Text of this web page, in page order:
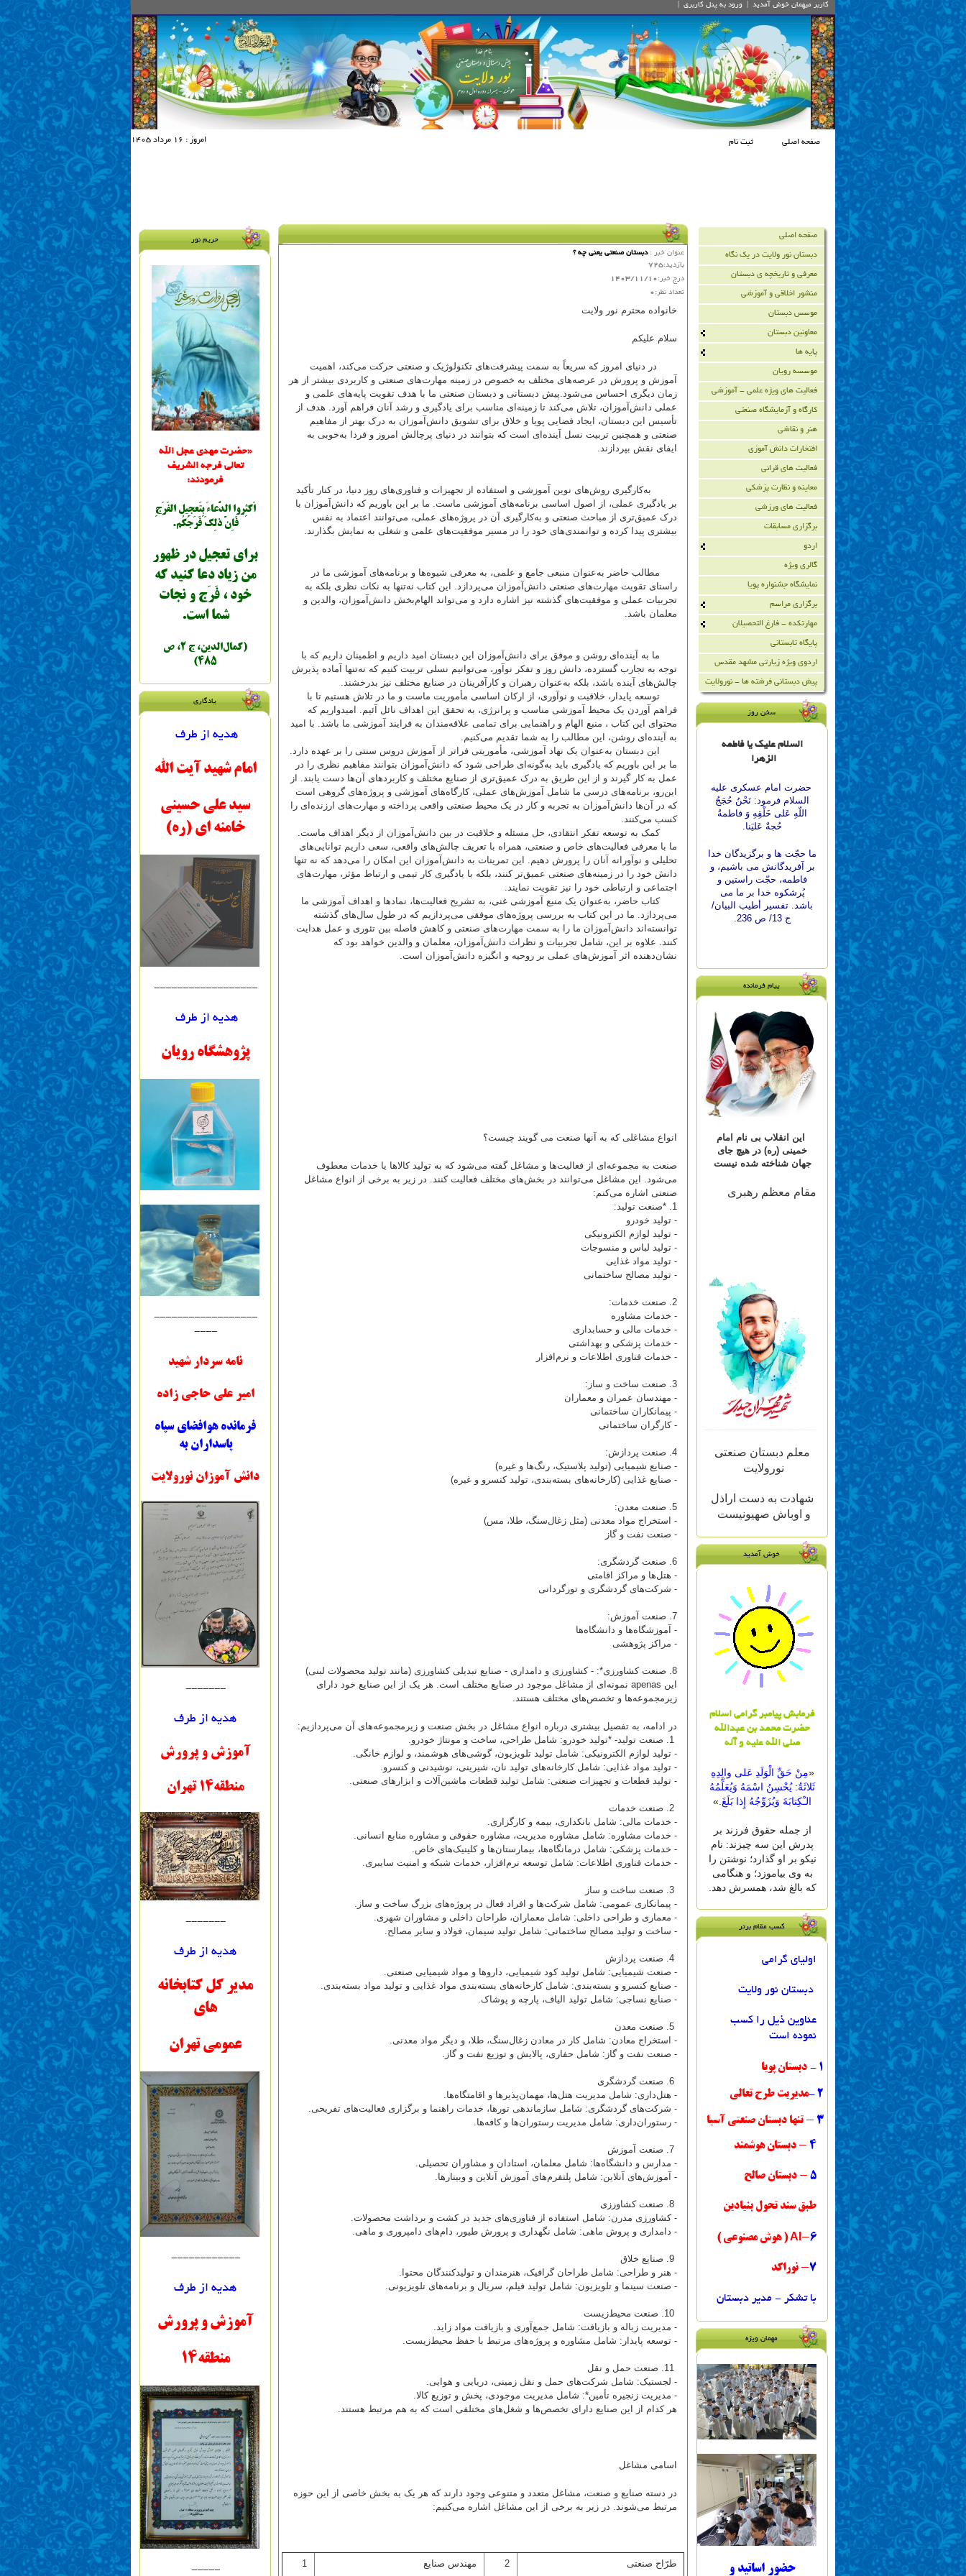
کاربر میهمان خوش آمديد ورود به پنل کاربري
صفحه اصلی ثبت نام امروز : 16 مرداد 1405
حریم نور
«حضرت مهدي عجل الله
تعالی فرجه الشریف
فرمودند:
اَكثِروا الدُّعاءَ بِتَعجِيل الفَرَجِ
فَاِنَّ ذلِكَ فَرَجُكُم.
براي تعجيل در ظهور
من زياد دعا کنيد که
خود ، فَرَج و نجات
شما است.
(کمال‌الدين، ج ٢، ص
٤٨٥)
یادگاری
هدیه از طرف
امام شهید آیت الله
سید علی حسینی
خامنه ای (ره)
------------------
هدیه از طرف
پژوهشگاه رویان
------------------
----
نامه سردار شهید
امیر علی حاجی زاده
فرمانده هوافضای سپاه
پاسداران به
دانش آموزان نورولایت
-------
هدیه از طرف
آموزش و پرورش
منطقه14 تهران
-------
هدیه از طرف
مدیر کل کتابخانه
های
عمومی تهران
------------
هدیه از طرف
آموزش و پرورش
منطقه14
-----
صفحه اصلی
دبستان نور ولایت در یک نگاه
معرفی و تاریخچه ي دبستان
منشور اخلاقی و آموزشی
موسس دبستان
معاونین دبستان
پایه ها
موسسه رویان
فعالیت های ویژه علمی - آموزشی
کارگاه و آزمایشگاه صنعتی
هنر و نقاشی
افتخارات دانش آموزی
فعالیت های قرانی
معاینه و نظارت پزشکی
فعالیت های ورزشی
برگزاری مسابقات
اردو
گالری ویژه
نمایشگاه جشنواره پویا
برگزاری مراسم
مهارتکده - فارغ التحصیلان
پایگاه تابستانی
اردوی ویژه زیارتی مشهد مقدس
پیش دبستانی فرشته ها - نورولایت
سخن روز
السلام علیک یا فاطمه
الزهرا
حضرت امام عسكرى علیه
السلام فرمود: نَحْنُ حُجَجُ
اللّه‏ِ عَلى خَلْقِهِ وَ فاطمةُ
حُجةٌ عَليَنا.
ما حجّت‏ ها و برگزيدگان خدا
بر آفريدگانش مى ‏باشيم، و
فاطمه، حجّت راستين و
پُرشكوه خدا بر ما مى
‏باشد. تفسير أطيب البيان/
ج 13/ ص 236.
پیام فرمانده
این انقلاب بی نام امام
خمینی (ره) در هیچ جای
جهان شناخته شده نیست
مقام معظم رهبری
معلم دبستان صنعتی
نورولایت
شهادت به دست اراذل
و اوباش صهیونیست
خوش آمدید
فرمابش پیامبر گرامی اسلام
حضرت محمد بن عبدالله
صلی الله علیه و آله
«مِنْ حَقِّ الْوَلَدِ عَلى والِدِهِ
ثَلاثَةٌ: یُحْسِنُ اسْمَهُ وَیُعَلِّمُهُ
الـْکِتابَةَ وَیُزَوِّجُهُ إِذا بَلَغَ .»
از جمله حقوق فرزند بر
پدرش این سه چیزند: نام
نیکو بر او گذارد؛ نوشتن را
به وى بیاموزد؛ و هنگامى
که بالغ شد، همسرش دهد.
کسب مقام برتر
اولیای گرامی
دبستان نور ولایت
عناوین ذیل را کسب
نموده است
1
- دبستان پویا
2
-مدیریت طرح تعالی
3 - تنها دبستان صنعتی آسیا
4 - دبستان هوشمند
5 - دبستان صالح
طبق سند تحول بنیادین
6
-
AI( هوش مصنوعی )
7- نوراکد
با تشکر - مدیر دبستان
مهمان ویژه
حضور اساتید و
عنوان خبر :دبستان صنعتی یعنی چه ؟
بازدید:725
درج خبر:1403/11/10
تعداد نظر:0
خانواده محترم نور ولایت
سلام علیکم
در دنیای امروز که سریعاً به سمت پیشرفت‌های تکنولوژیک و صنعتی حرکت می‌کند، اهمیت
آموزش و پرورش در عرصه‌های مختلف به‌ خصوص در زمینه مهارت‌های صنعتی و کاربردی بیشتر از هر
زمان دیگری احساس می‌شود.پیش دبستانی و دبستان صنعتی ما با هدف تقویت پایه‌های علمی و
عملی دانش‌آموزان، تلاش می‌کند تا زمینه‌ای مناسب برای یادگیری و رشد آنان فراهم آورد. هدف از
تأسیس این دبستان، ایجاد فضایی پویا و خلاق برای تشویق دانش‌آموزان به درک بهتر از مفاهیم
صنعتی و همچنین تربیت نسل آینده‌ای است که بتوانند در دنیای پرچالش امروز و فردا به‌خوبی به
ایفای نقش بپردازند.
به‌کارگیری روش‌های نوین آموزشی و استفاده از تجهیزات و فناوری‌های روز دنیا، در کنار تأکید
بر یادگیری عملی، از اصول اساسی برنامه‌های آموزشی ماست. ما بر این باوریم که دانش‌آموزان با
درک عمیق‌تری از مباحث صنعتی و به‌کارگیری آن در پروژه‌های عملی، می‌توانند اعتماد به ‌نفس
بیشتری پیدا کرده و توانمندی‌های خود را در مسیر موفقیت‌های علمی و شغلی به نمایش بگذارند.
مطالب حاضر به‌عنوان منبعی جامع و علمی، به معرفی شیوه‌ها و برنامه‌های آموزشی ما در
راستای تقویت مهارت‌های صنعتی دانش‌آموزان می‌پردازد. این کتاب نه‌تنها به نکات نظری بلکه به
تجربیات عملی و موفقیت‌های گذشته نیز اشاره دارد و می‌تواند الهام‌بخش دانش‌آموزان، والدین و
معلمان باشد.
ما به آینده‌ای روشن و موفق برای دانش‌آموزان این دبستان امید داریم و اطمینان داریم که با
توجه به تجارب گسترده، دانش روز و تفکر نوآور، می‌توانیم نسلی تربیت کنیم که نه‌تنها آماده پذیرش
چالش‌های آینده باشد، بلکه به‌عنوان رهبران و کارآفرینان در صنایع مختلف نیز بدرخشند.
توسعه پایدار، خلاقیت و نوآوری، از ارکان اساسی مأموریت ماست و ما در تلاش هستیم تا با
فراهم آوردن یک محیط آموزشی مناسب و پرانرژی، به تحقق این اهداف نائل آئیم. امیدواریم که
محتوای این کتاب ، منبع الهام و راهنمایی برای تمامی علاقه‌مندان به فرایند آموزشی ما باشد. با امید
به آینده‌ای روشن، این مطالب را به شما تقدیم می‌کنیم.
این دبستان به‌عنوان یک نهاد آموزشی، مأموریتی فراتر از آموزش دروس سنتی را بر عهده دارد.
ما بر این باوریم که یادگیری باید به‌گونه‌ای طراحی شود که دانش‌آموزان بتوانند مفاهیم نظری را در
عمل به کار گیرند و از این طریق به درک عمیق‌تری از صنایع مختلف و کاربردهای آن‌ها دست یابند. از
این‌رو، برنامه‌های درسی ما شامل آموزش‌های عملی، کارگاه‌های آموزشی و پروژه‌های گروهی است
که در آن‌ها دانش‌آموزان به تجربه و کار در یک محیط صنعتی واقعی پرداخته و مهارت‌های ارزنده‌ای را
کسب می‌کنند.
کمک به توسعه تفکر انتقادی، حل مسئله و خلاقیت در بین دانش‌آموزان از دیگر اهداف ماست.
ما با معرفی فعالیت‌های خاص و صنعتی، همراه با تعریف چالش‌های واقعی، سعی داریم توانایی‌های
تحلیلی و نوآورانه آنان را پرورش دهیم. این تمرینات به دانش‌آموزان این امکان را می‌دهد که نه تنها
دانش خود را در زمینه‌های صنعتی عمیق‌تر کنند، بلکه با یادگیری کار تیمی و ارتباط مؤثر، مهارت‌های
اجتماعی و ارتباطی خود را نیز تقویت نمایند.
کتاب حاضر، به‌عنوان یک منبع آموزشی غنی، به تشریح فعالیت‌ها، نمادها و اهداف آموزشی ما
می‌پردازد. ما در این کتاب به بررسی پروژه‌های موفقی می‌پردازیم که در طول سال‌های گذشته
توانسته‌اند دانش‌آموزان ما را به سمت مهارت‌های صنعتی و کاهش فاصله بین تئوری و عمل هدایت
کنند. علاوه بر این، شامل تجربیات و نظرات دانش‌آموزان، معلمان و والدین خواهد بود که
نشان‌دهنده اثر آموزش‌های عملی بر روحیه و انگیزه دانش‌آموزان است.
انواع مشاغلی که به آنها صنعت می گویند چیست؟
صنعت به مجموعه‌ای از فعالیت‌ها و مشاغل گفته می‌شود که به تولید کالاها یا خدمات معطوف
می‌شود. این مشاغل می‌توانند در بخش‌های مختلف فعالیت کنند. در زیر به برخی از انواع مشاغل
صنعتی اشاره می‌کنم:
1. *صنعت تولید:
- تولید خودرو
- تولید لوازم الکترونیکی
- تولید لباس و منسوجات
- تولید مواد غذایی
- تولید مصالح ساختمانی
2. صنعت خدمات:
- خدمات مشاوره
- خدمات مالی و حسابداری
- خدمات پزشکی و بهداشتی
- خدمات فناوری اطلاعات و نرم‌افزار
3. صنعت ساخت و ساز:
- مهندسان عمران و معماران
- پیمانکاران ساختمانی
- کارگران ساختمانی
4. صنعت پردازش:
- صنایع شیمیایی (تولید پلاستیک، رنگ‌ها و غیره)
- صنایع غذایی (کارخانه‌های بسته‌بندی، تولید کنسرو و غیره)
5. صنعت معدن:
- استخراج مواد معدنی (مثل زغال‌سنگ، طلا، مس)
- صنعت نفت و گاز
6. صنعت گردشگری:
- هتل‌ها و مراکز اقامتی
- شرکت‌های گردشگری و تورگردانی
7. صنعت آموزش:
- آموزشگاه‌ها و دانشگاه‌ها
- مراکز پژوهشی
8. صنعت کشاورزی*: - کشاورزی و دامداری - صنایع تبدیلی کشاورزی (مانند تولید محصولات لبنی)
این apenas نمونه‌ای از مشاغل موجود در صنایع مختلف است. هر یک از این صنایع خود دارای
زیرمجموعه‌ها و تخصص‌های مختلف هستند.
در ادامه، به تفصیل بیشتری درباره انواع مشاغل در بخش صنعت و زیرمجموعه‌های آن می‌پردازیم:
- تولید لوازم الکترونیکی: شامل تولید تلویزیون، گوشی‌های هوشمند، و لوازم خانگی.
- تولید مواد غذایی: شامل کارخانه‌های تولید نان، شیرینی، نوشیدنی و کنسرو.
- تولید قطعات و تجهیزات صنعتی: شامل تولید قطعات ماشین‌آلات و ابزارهای صنعتی.
- خدمات مالی: شامل بانکداری، بیمه و کارگزاری‌.
- خدمات مشاوره: شامل مشاوره مدیریت، مشاوره حقوقی و مشاوره منابع انسانی.
- خدمات پزشکی: شامل درمانگاه‌ها، بیمارستان‌ها و کلینیک‌های خاص.
- خدمات فناوری اطلاعات: شامل توسعه نرم‌افزار، خدمات شبکه و امنیت سایبری.
- پیمانکاری عمومی: شامل شرکت‌ها و افراد فعال در پروژه‌های بزرگ ساخت و ساز.
- معماری و طراحی داخلی: شامل معماران، طراحان داخلی و مشاوران شهری.
- ساخت و تولید مصالح ساختمانی: شامل تولید سیمان، فولاد و سایر مصالح.
- صنعت شیمیایی: شامل تولید کود شیمیایی، داروها و مواد شیمیایی صنعتی.
- صنایع کنسرو و بسته‌بندی: شامل کارخانه‌های بسته‌بندی مواد غذایی و تولید مواد بسته‌بندی.
- صنایع نساجی: شامل تولید الیاف، پارچه و پوشاک.
- استخراج معادن: شامل کار در معادن زغال‌سنگ، طلا، و دیگر مواد معدنی.
- صنعت نفت و گاز: شامل حفاری، پالایش و توزیع نفت و گاز.
- هتل‌داری: شامل مدیریت هتل‌ها، مهمان‌پذیرها و اقامتگاه‌ها.
- شرکت‌های گردشگری: شامل سازماندهی تورها، خدمات راهنما و برگزاری فعالیت‌های تفریحی.
- رستوران‌داری: شامل مدیریت رستوران‌ها و کافه‌ها.
- مدارس و دانشگاه‌ها: شامل معلمان، استادان و مشاوران تحصیلی.
- آموزش‌های آنلاین: شامل پلتفرم‌های آموزش آنلاین و وبینارها.
- کشاورزی مدرن: شامل استفاده از فناوری‌های جدید در کشت و برداشت محصولات.
- دامداری و پروش ماهی: شامل نگهداری و پرورش طیور، دام‌های دامپروری و ماهی.
- هنر و طراحی: شامل طراحان گرافیک، هنرمندان و تولیدکنندگان محتوا.
- صنعت سینما و تلویزیون: شامل تولید فیلم، سریال و برنامه‌های تلویزیونی.
- مدیریت زباله و بازیافت: شامل جمع‌آوری و بازیافت مواد زاید.
- توسعه پایدار: شامل مشاوره و پروژه‌های مرتبط با حفظ محیط‌زیست.
- لجستیک: شامل شرکت‌های حمل و نقل زمینی، دریایی و هوایی.
- مدیریت زنجیره تأمین*: شامل مدیریت موجودی، پخش و توزیع کالا.
هر کدام از این صنایع دارای تخصص‌ها و شغل‌های مختلفی است که به هم مرتبط هستند.
اسامی مشاغل
در دسته صنایع و صنعت، مشاغل متعدد و متنوعی وجود دارند که هر یک به بخش خاصی از این حوزه
مرتبط می‌شوند. در زیر به برخی از این مشاغل اشاره می‌کنیم:
طرّاح صنعتی 2 مهندس صنایع 1